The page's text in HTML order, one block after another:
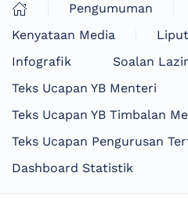
Pengumuman
Kenyataan Media
Infografik
Soalan
Teks Ucapan YB Menteri
Teks Ucapan YB Timbalan
Teks Ucapan Pengurusan
Dashboard Statistik